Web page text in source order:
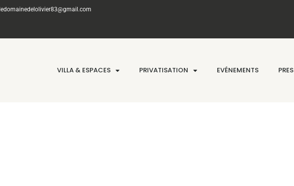
ledomainedelolivier83@gmail.com
VILLA & ESPACES PRIVATISATION EVÉNEMENTS